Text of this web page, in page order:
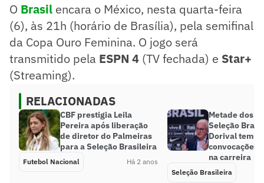
O Brasil encara o México, nesta quarta-feira
(6), às 21h (horário de Brasília), pela semifinal
da Copa Ouro Feminina. O jogo será
transmitido pela ESPN 4 (TV fechada) e Star+
(Streaming).
RELACIONADAS
CBF prestigia Leila
Pereira após liberação
de diretor do Palmeiras
para a Seleção Brasileira
Futebol Nacional Há 2 anos
Metade dos
Seleção
Dorival tem
convocações
na carreira
Seleção Brasileira